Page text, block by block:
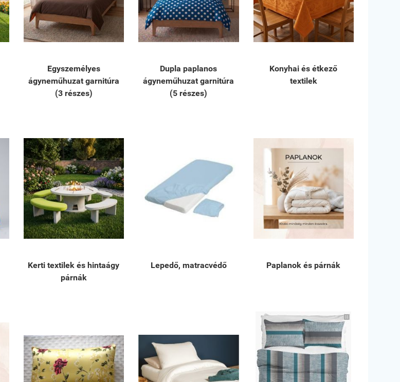
Egyszemélyes
ágyneműhuzat garnitúra
(3 részes)
Dupla paplanos
ágyneműhuzat garnitúra
(5 részes)
Konyhai és étkező
textilek
Kerti textilek és hintaágy
párnák
Lepedő, matracvédő Paplanok és párnák